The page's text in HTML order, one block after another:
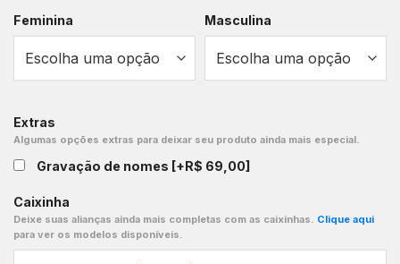
Feminina Masculina
Extras
Algumas opções extras para deixar seu produto ainda mais especial.
Gravação de nomes [+R$ 69,00]
Caixinha
Deixe suas alianças ainda mais completas com as caixinhas. Clique aqui
para ver os modelos disponíveis.